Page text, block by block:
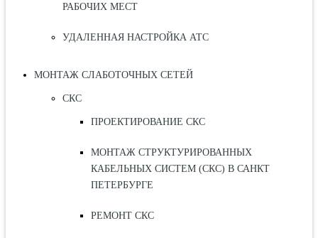
РАБОЧИХ МЕСТ
УДАЛЕННАЯ НАСТРОЙКА АТС
МОНТАЖ СЛАБОТОЧНЫХ СЕТЕЙ
СКС
ПРОЕКТИРОВАНИЕ СКС
МОНТАЖ СТРУКТУРИРОВАННЫХ
КАБЕЛЬНЫХ СИСТЕМ (СКС) В САНКТ
ПЕТЕРБУРГЕ
РЕМОНТ СКС